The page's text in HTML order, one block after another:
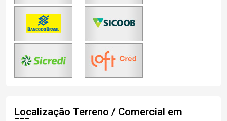
Localização Terreno / Comercial em